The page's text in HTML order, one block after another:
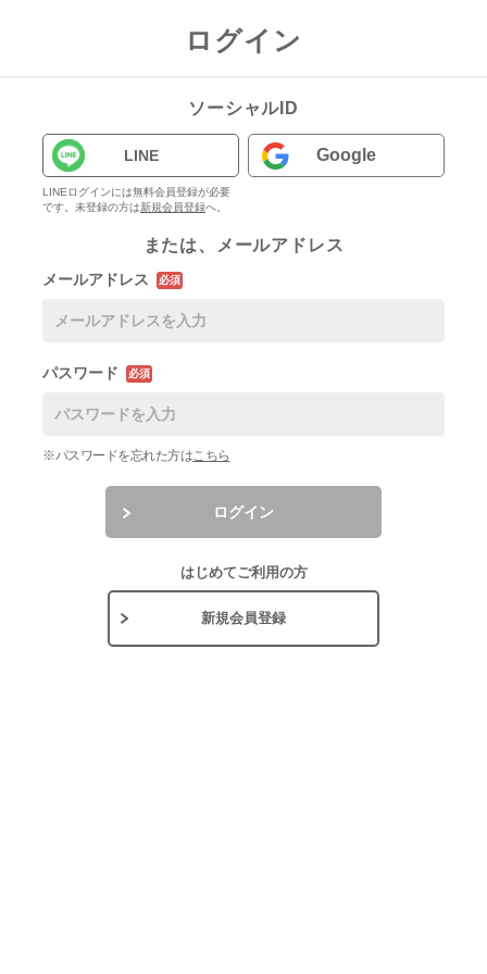
ログイン
ソーシャルID
LINE
LINEログインには無料会員登録が必要
です。未登録の方は新規会員登録へ。
Google
または、メールアドレス
メールアドレス 必須
パスワード 必須
※パスワードを忘れた方はこちら
ログイン
はじめてご利用の方
新規会員登録